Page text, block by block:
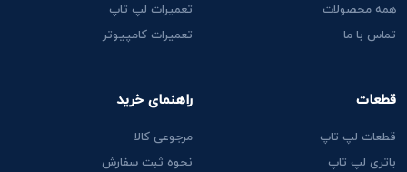
همه محصولات
تماس با ما
قطعات
قطعات لپ تاپ
باتری لپ تاپ
تعمیرات لپ تاپ
تعمیرات کامپیوتر
راهنمای خرید
مرجوعی کالا
نحوه ثبت سفارش